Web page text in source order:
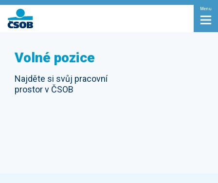
Menu
Volné pozice
Najděte si svůj pracovní
prostor v ČSOB